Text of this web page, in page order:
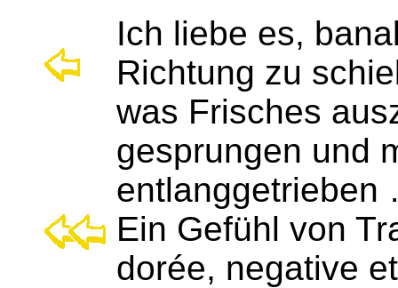
Ich liebe es,
Richtung zu
was Frisches
gesprungen und
entlanggetrieben
Ein Gefühl von
dorée, negative